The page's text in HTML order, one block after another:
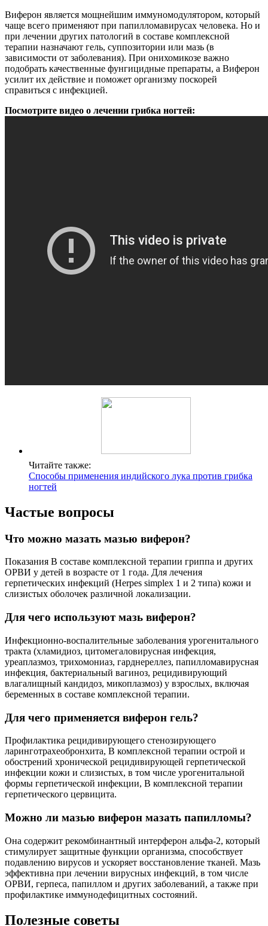
Виферон является мощнейшим иммуномодулятором, который
чаще всего применяют при папилломавирусах человека. Но и
при лечении других патологий в составе комплексной
терапии назначают гель, суппозитории или мазь (в
зависимости от заболевания). При онихомикозе важно
подобрать качественные фунгицидные препараты, а Виферон
усилит их действие и поможет организму поскорей
справиться с инфекцией.
Посмотрите видео о лечении грибка ногтей:
Читайте также:
Способы применения индийского лука против грибка
ногтей
Частые вопросы
Что можно мазать мазью виферон?
Показания В составе комплексной терапии гриппа и других
ОРВИ у детей в возрасте от 1 года. Для лечения
герпетических инфекций (Herpes simplex 1 и 2 типа) кожи и
слизистых оболочек различной локализации.
Для чего используют мазь виферон?
Инфекционно-воспалительные заболевания урогенитального
тракта (хламидиоз, цитомегаловирусная инфекция,
уреаплазмоз, трихомониаз, гарднереллез, папилломавирусная
инфекция, бактериальный вагиноз, рецидивирующий
влагалищный кандидоз, микоплазмоз) у взрослых, включая
беременных в составе комплексной терапии.
Для чего применяется виферон гель?
Профилактика рецидивирующего стенозирующего
ларинготрахеобронхита, В комплексной терапии острой и
обострений хронической рецидивирующей герпетической
инфекции кожи и слизистых, в том числе урогенитальной
формы герпетической инфекции, В комплексной терапии
герпетического цервицита.
Можно ли мазью виферон мазать папилломы?
Она содержит рекомбинантный интерферон альфа-2, который
стимулирует защитные функции организма, способствует
подавлению вирусов и ускоряет восстановление тканей. Мазь
эффективна при лечении вирусных инфекций, в том числе
ОРВИ, герпеса, папиллом и других заболеваний, а также при
профилактике иммунодефицитных состояний.
Полезные советы